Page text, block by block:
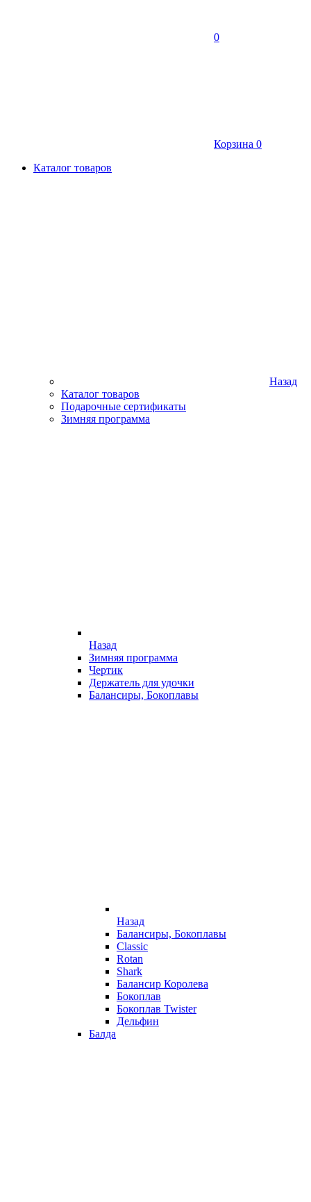
0
Корзина 0
Каталог товаров
Назад
Каталог товаров
Подарочные сертификаты
Зимняя программа
Назад
Зимняя программа
Чертик
Держатель для удочки
Балансиры, Бокоплавы
Назад
Балансиры, Бокоплавы
Classic
Rotan
Shark
Балансир Королева
Бокоплав
Бокоплав Twister
Дельфин
Балда